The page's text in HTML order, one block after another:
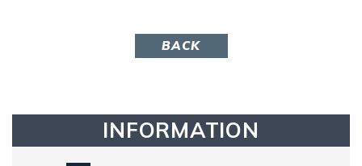
BACK
INFORMATION